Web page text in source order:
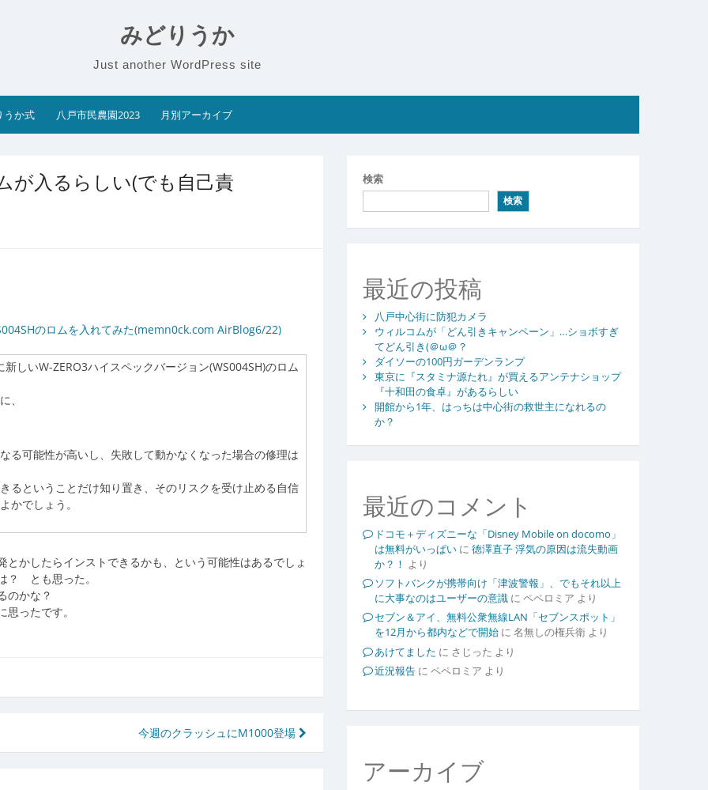
みどりうか
Just another WordPress site
うか式 八戸市民農園2023 月別アーカイブ
が入るらしい(でも自己責
のロムを入れてみた(memn0ck.com AirBlog6/22)
新しいW-ZERO3ハイスペックバージョン(WS004SH)のロム
、
る可能性が高いし、失敗して動かなくなった場合の修理は
るということだけ知り置き、そのリスクを受け止める自信
かでしょう。
かしたらインストできるかも、という可能性はあるでしょ
？ とも思った。
のかな？
ったです。
今週のクラッシュにM1000登場
検索
検索
最近の投稿
八戸中心街に防犯カメラ
ウィルコムが「どん引きキャンペーン」…ショボすぎ
てどん引き(＠ω＠？
ダイソーの100円ガーデンランプ
東京に『スタミナ源たれ』が買えるアンテナショップ
『十和田の食卓』があるらしい
開館から1年、はっちは中心街の救世主になれるの
か？
最近のコメント
ドコモ＋ディズニーな「Disney Mobile on docomo」
は無料がいっぱいに 徳澤直子 浮気の原因は流失動画
か？！ より
ソフトバンクが携帯向け「津波警報」、でもそれ以上
に大事なのはユーザーの意識に ペペロミア より
セブン＆アイ、無料公衆無線LAN「セブンスポット」
を12月から都内などで開始に 名無しの権兵衛より
あけてました に さじった より
近況報告に ペペロミア より
アーカイブ